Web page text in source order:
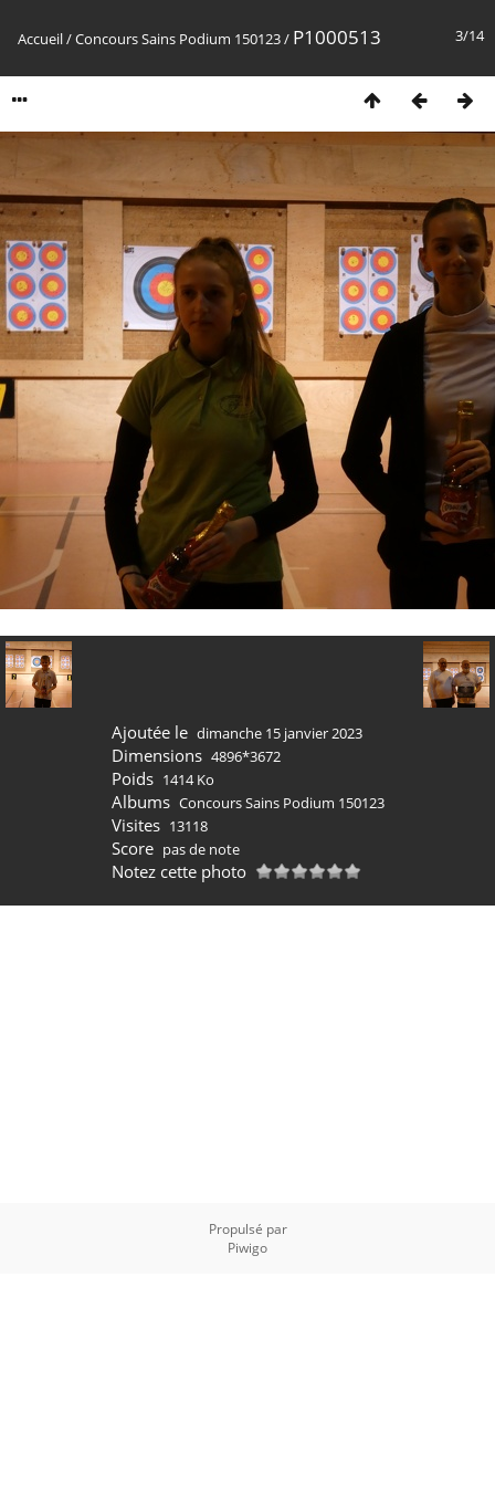
3/14
Accueil/Concours Sains Podium 150123/ P1000513
Ajoutée le dimanche 15 janvier 2023
Dimensions 4896*3672
Poids 1414 Ko
Albums Concours Sains Podium 150123
Visites 13118
Score pas de note
Notez cette photo
Propulsé par
Piwigo